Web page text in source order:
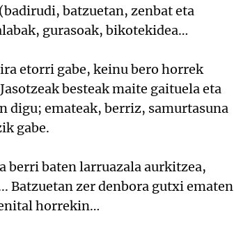
batzuetan, zenbat eta
gurasoak, bikotekidea…
etorri gabe, keinu bero horrek
besteak maite gaituela eta
digu; emateak, berriz, samurtasuna
gabe.
berri baten larruazala aurkitzea,
Batzuetan zer denbora gutxi ematen
horrekin…